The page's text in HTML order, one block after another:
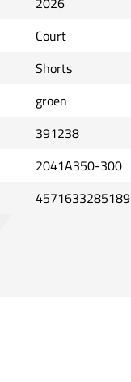
Court
Shorts
groen
391238
2041A350-300
4571633285189